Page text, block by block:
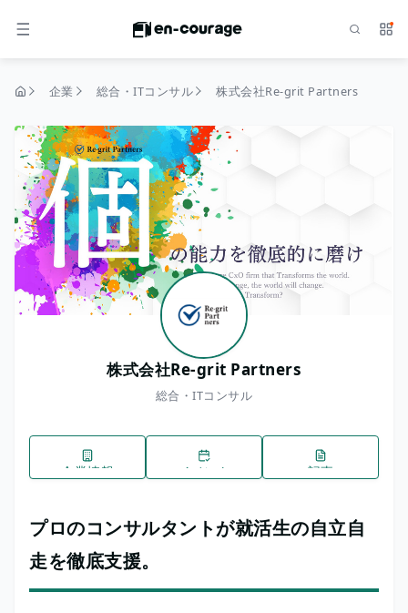
メニュー サ
企業 総合・ITコンサル 株式会社Re-grit Partners
株式会社Re-grit Partners
総合・ITコンサル
企業情報 イベント 記事
プロのコンサルタントが就活生の自立自
走を徹底支援。